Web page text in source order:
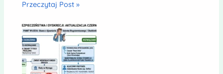
Przeczytaj Post »